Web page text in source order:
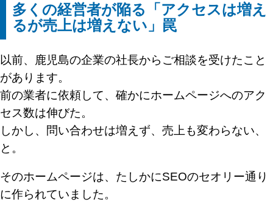
多くの経営者が陥る「アクセスは増え
るが売上は増えない」罠
以前、鹿児島の企業の社長からご相談を受けたこと
があります。
前の業者に依頼して、確かにホームページへのアク
セス数は伸びた。
しかし、問い合わせは増えず、売上も変わらない、
と。
そのホームページは、たしかにSEOのセオリー通り
に作られていました。